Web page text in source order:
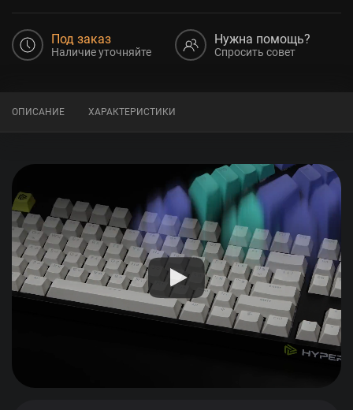
Под заказ
Наличие уточняйте
Нужна помощь?
Спросить совет
ОПИСАНИЕ ХАРАКТЕРИСТИКИ